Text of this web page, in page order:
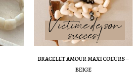
BRACELET AMOUR MAXI COEURS –
BEIGE